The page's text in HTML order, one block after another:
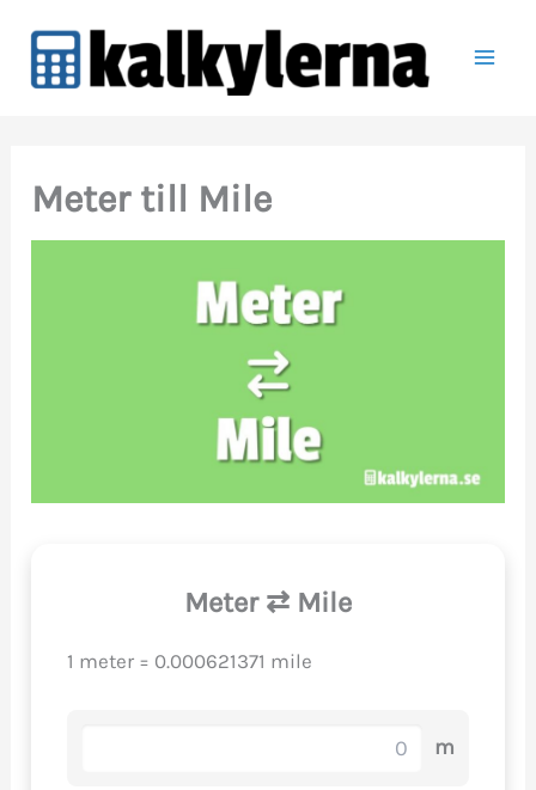
innehåll
Meter till Mile
Meter ⇄ Mile
1 meter = 0.000621371 mile
m